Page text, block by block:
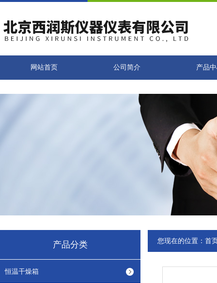
网站首页 公司简介 产品
产品分类
恒温干燥箱
您现在的位置： 首